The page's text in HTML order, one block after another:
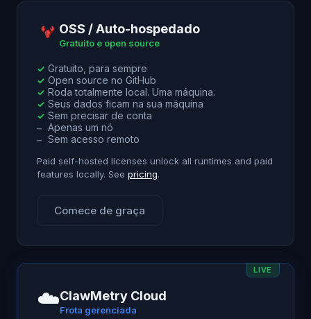
OSS / Auto-hospedado
Gratuito e open source
✓ Gratuito, para sempre
✓ Open source no GitHub
✓ Roda totalmente local. Uma máquina.
✓ Seus dados ficam na sua máquina
✓ Sem precisar de conta
– Apenas um nó
– Sem acesso remoto
Paid self-hosted licenses unlock all runtimes and paid
features locally. See pricing.
Comece de graça
LIVE
☁️ClawMetry Cloud
Frota gerenciada